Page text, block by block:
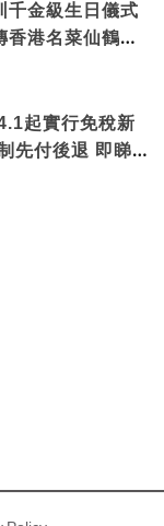
千金級生日儀式
香港名菜仙鶴神
起實行免稅新
先付後退 即睇步